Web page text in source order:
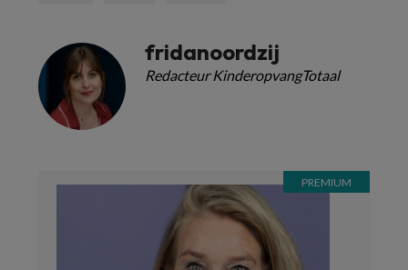
fridanoordzij
Redacteur KinderopvangTotaal